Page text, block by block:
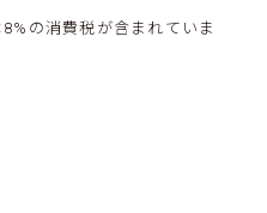
の消費税が含まれていま